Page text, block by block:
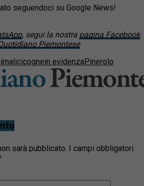
seguendoci su Google News!
, segui la nostra pagina Facebook
Piemontese
cicognein evidenzaPinerolo
sarà pubblicato. I campi obbligatori